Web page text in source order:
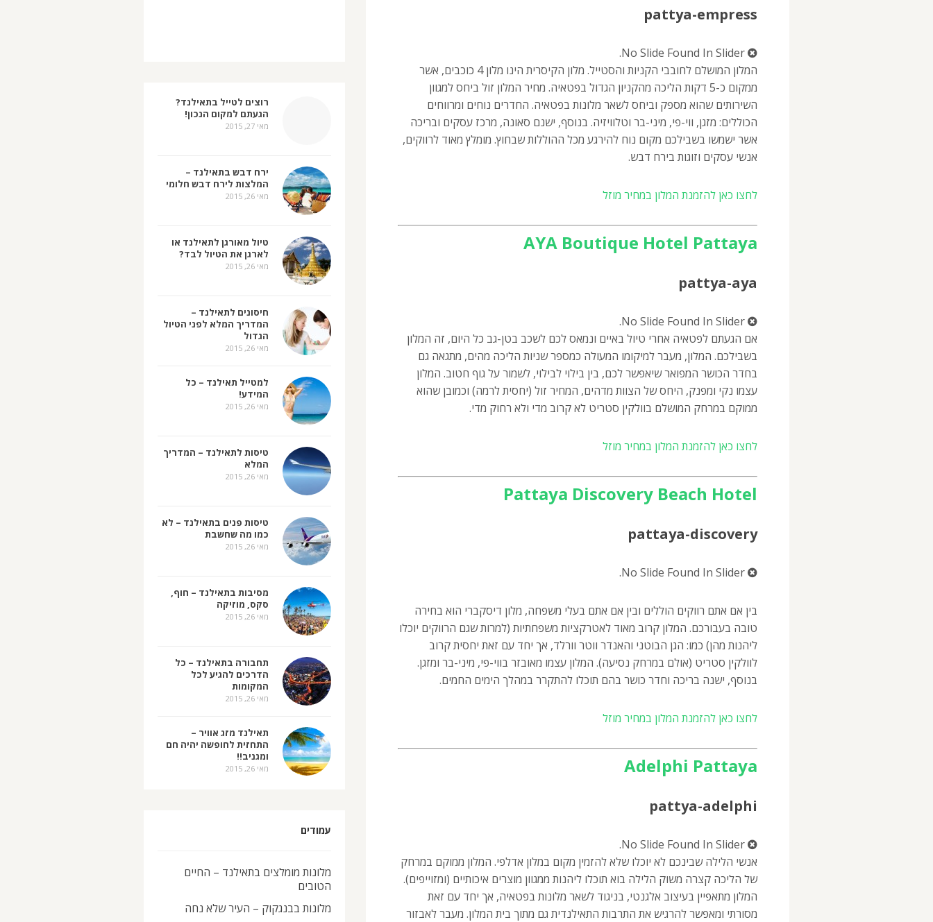
pattya-empress
No Slide Found In Slider.
המלון המושלם לחובבי הקניות והסטייל. מלון הקיסרית הינו מלון 4 כוכבים, אשר
ממקום כ-5 דקות הליכה מהקניון הגדול בפטאיה. מחיר המלון זול ביחס למגוון
השירותים שהוא מספק וביחס לשאר מלונות בפטאיה. החדרים נוחים ומרווחים
הכוללים: מזגן, ווי-פי, מיני-בר וטלוויזיה. בנוסף, ישנם סאונה, מרכז עסקים ובריכה
אשר ישמשו בשבילכם מקום נוח להירגע מכל ההוללות שבחוץ. מומלץ מאוד לרווקים,
אנשי עסקים וזוגות בירח דבש.
לחצו כאן להזמנת המלון במחיר מוזל
AYA Boutique Hotel Pattaya
pattya-aya
No Slide Found In Slider.
אם הגעתם לפטאיה אחרי טיול באיים ונמאס לכם לשכב בטן-גב כל היום, זה המלון
בשבילכם. המלון, מעבר למיקומו המעולה כמספר שניות הליכה מהים, מתגאה גם
בחדר הכושר המפואר שיאפשר לכם, בין בילוי לבילוי, לשמור על גוף חטוב. המלון
עצמו נקי ומפנק, היחס של הצוות מדהים, המחיר זול (יחסית לרמה) וכמובן שהוא
ממוקם במרחק המושלם בוולקין סטריט לא קרוב מדי ולא רחוק מדי.
לחצו כאן להזמנת המלון במחיר מוזל
Pattaya Discovery Beach Hotel
pattaya-discovery
No Slide Found In Slider.
בין אם אתם רווקים הוללים ובין אם אתם בעלי משפחה, מלון דיסקברי הוא בחירה
טובה בעבורכם. המלון קרוב מאוד לאטרקציות משפחתיות (למרות שגם הרווקים יוכלו
ליהנות מהן) כמו: הגן הבוטני והאנדר ווטר וורלד, אך יחד עם זאת יחסית קרוב
לוולקין סטריט (אולם במרחק נסיעה). המלון עצמו מאובזר בווי-פי, מיני-בר ומזגן.
בנוסף, ישנה בריכה וחדר כושר בהם תוכלו להתקרר במהלך הימים החמים.
לחצו כאן להזמנת המלון במחיר מוזל
Adelphi Pattaya
pattya-adelphi
No Slide Found In Slider.
אנשי הלילה שבינכם לא יוכלו שלא להזמין מקום במלון אדלפי. המלון ממוקם במרחק
של הליכה קצרה משוק הלילה בוא תוכלו ליהנות ממגוון מוצרים איכותיים (ומזוייפים).
המלון מתאפיין בעיצוב אלגנטי, בניגוד לשאר מלונות בפטאיה, אך יחד עם זאת
מסורתי ומאפשר להרגיש את התרבות התאילנדית גם מתוך בית המלון. מעבר לאבזור
רוצים לטייל בתאילנד?
הגעתם למקום הנכון!
מאי 27, 2015
ירח דבש בתאילנד –
המלצות לירח דבש חלומי
מאי 26, 2015
טיול מאורגן לתאילנד או
לארגן את הטיול לבד?
מאי 26, 2015
חיסונים לתאילנד –
המדריך המלא לפני הטיול
הגדול
מאי 26, 2015
למטייל תאילנד – כל
המידע!
מאי 26, 2015
טיסות לתאילנד – המדריך
המלא
מאי 26, 2015
טיסות פנים בתאילנד – לא
כמו מה שחשבת
מאי 26, 2015
מסיבות בתאילנד – חוף,
סקס, מוזיקה
מאי 26, 2015
תחבורה בתאילנד – כל
הדרכים להגיע לכל
המקומות
מאי 26, 2015
תאילנד מזג אוויר –
התחזית לחופשה יהיה חם
ומגניב!!
מאי 26, 2015
עמודים
מלונות מומלצים בתאילנד – החיים
הטובים
מלונות בבנגקוק – העיר שלא נחה